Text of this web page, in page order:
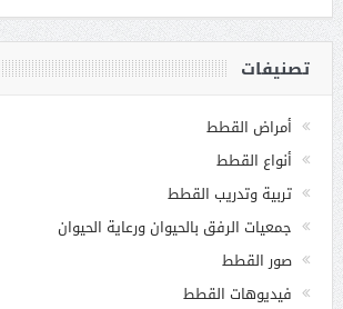
تصنيفات
أمراض القطط
أنواع القطط
تربية وتدريب القطط
جمعيات الرفق بالحيوان ورعاية الحيوان
صور القطط
فيديوهات القطط